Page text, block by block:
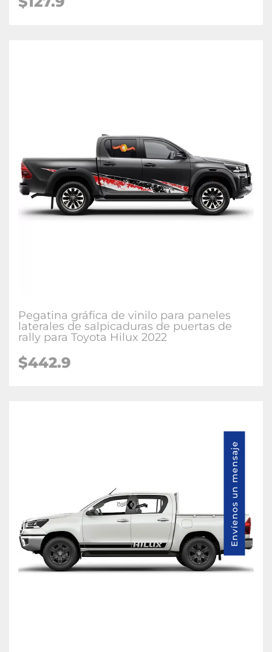
Pegatina gráfica de vinilo para paneles
laterales de salpicaduras de puertas de
rally para Toyota Hilux 2022
$442.9
Envíenos un mensaje